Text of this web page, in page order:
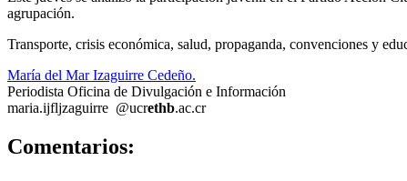
agrupación.
Transporte, crisis económica, salud, propaganda, convenciones y
María del Mar Izaguirre Cedeño.
Periodista Oficina de Divulgación e Información
maria.ijfljzaguirre @ucrethb.ac.cr
Comentarios: